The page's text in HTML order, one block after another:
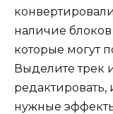
наличие
которые могут
Выделите трек
нужные